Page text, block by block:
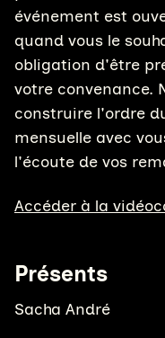
événement est
quand vous le
obligation d'être
votre convenance.
construire l'ordre
mensuelle avec
l'écoute de vos
Accéder à la
Présents
Sacha André